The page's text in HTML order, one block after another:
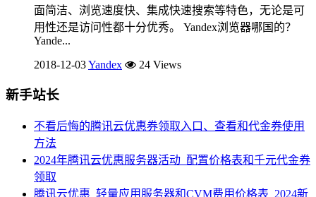
面简洁、浏览速度快、集成快速搜索等特色，无论是可
用性还是访问性都十分优秀。 Yandex浏览器哪国的？
Yande...
2018-12-03Yandex 24 Views
新手站长
不看后悔的腾讯云优惠券领取入口、查看和代金券使用
方法
2024年腾讯云优惠服务器活动_配置价格表和千元代金券
领取
腾讯云优惠_轻量应用服务器和CVM费用价格表_2024新